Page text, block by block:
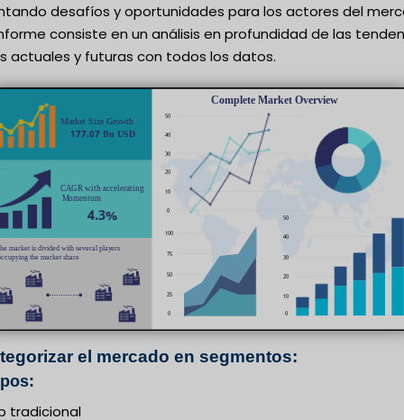
desafíos y oportunidades para los actores del
consiste en un análisis en profundidad de las
actuales y futuras con todos los datos.
el mercado en segmentos:
tradicional